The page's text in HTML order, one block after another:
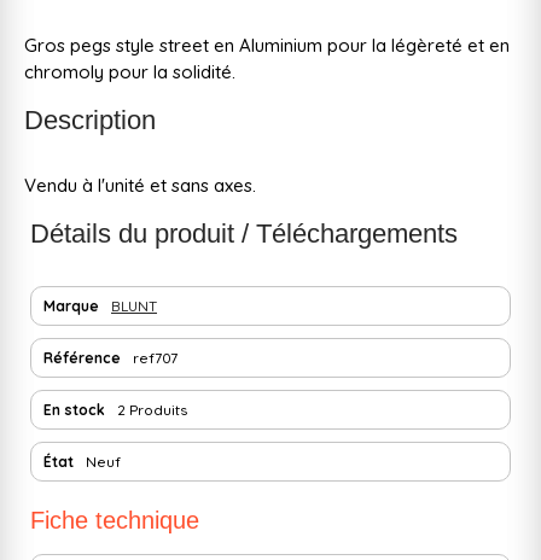
Gros pegs style street en Aluminium pour la légèreté et en
chromoly pour la solidité.
Description
Vendu à l'unité et sans axes.
Détails du produit / Téléchargements
Marque BLUNT
Référence ref707
En stock 2 Produits
État Neuf
Fiche technique